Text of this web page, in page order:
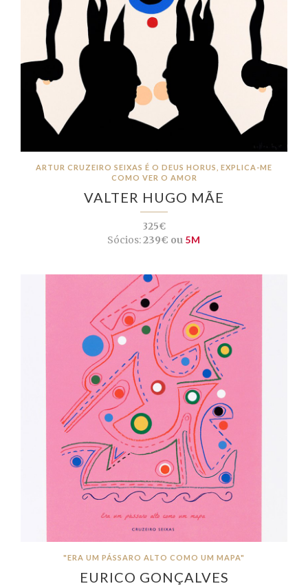
ARTUR CRUZEIRO SEIXAS É O DEUS HORUS, EXPLICA-ME
COMO VER O AMOR
VALTER HUGO MÃE
325€
Sócios:239€ ou 5M
"ERA UM PÁSSARO ALTO COMO UM MAPA"
EURICO GONÇALVES